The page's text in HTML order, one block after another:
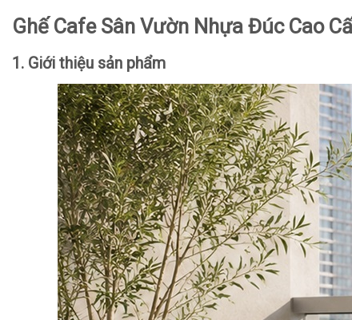
Ghế Cafe Sân Vườn Nhựa Đúc Cao
1. Giới thiệu sản phẩm